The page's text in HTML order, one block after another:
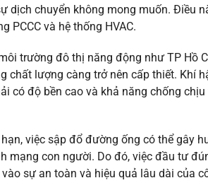
dịch chuyển không mong muốn. Điều
PCCC và hệ thống HVAC.
trường đô thị năng động như TP Hồ
chất lượng càng trở nên cấp thiết. Khí
có độ bền cao và khả năng chống
hạn, việc sập đổ đường ống có thể gây
mạng con người. Do đó, việc đầu tư
sự an toàn và hiệu quả lâu dài của